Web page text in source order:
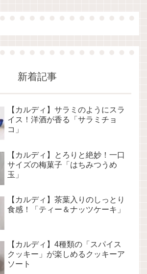
新着記事
【カルディ】サラミのようにスラ
イス！洋酒が香る「サラミチョ
コ」
【カルディ】とろりと絶妙！一口
サイズの梅菓子「はちみつうめ
玉」
【カルディ】茶葉入りのしっとり
食感！「ティー＆ナッツケーキ」
【カルディ】4種類の「スパイス
クッキー」が楽しめるクッキーア
ソート